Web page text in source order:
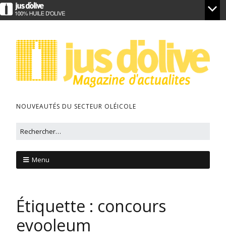
NOUVEAUTÉS DU SECTEUR OLÉICOLE
Menu
Étiquette : concours
evooleum